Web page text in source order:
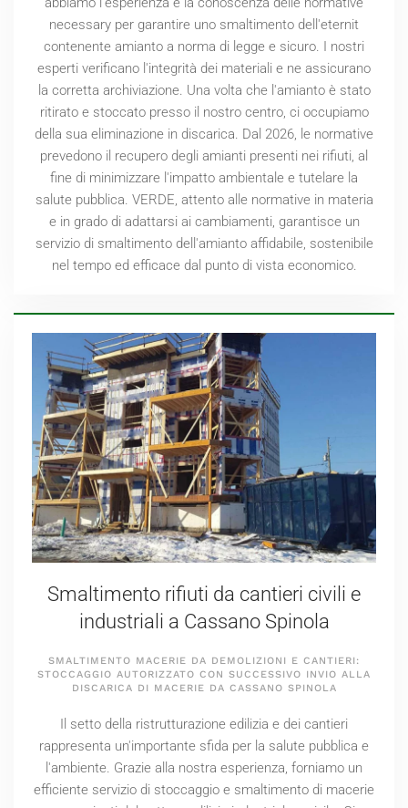
necessary per garantire uno smaltimento dell'eternit
contenente amianto a norma di legge e sicuro. I nostri
esperti verificano l'integrità dei materiali e ne assicurano
la corretta archiviazione. Una volta che l'amianto è stato
ritirato e stoccato presso il nostro centro, ci occupiamo
della sua eliminazione in discarica. Dal 2026, le normative
prevedono il recupero degli amianti presenti nei rifiuti, al
fine di minimizzare l'impatto ambientale e tutelare la
salute pubblica. VERDE, attento alle normative in materia
e in grado di adattarsi ai cambiamenti, garantisce un
servizio di smaltimento dell'amianto affidabile, sostenibile
nel tempo ed efficace dal punto di vista economico.
Smaltimento rifiuti da cantieri civili e
industriali a Cassano Spinola
SMALTIMENTO MACERIE DA DEMOLIZIONI E CANTIERI:
STOCCAGGIO AUTORIZZATO CON SUCCESSIVO INVIO ALLA
DISCARICA DI MACERIE DA CASSANO SPINOLA
Il setto della ristrutturazione edilizia e dei cantieri
rappresenta un'importante sfida per la salute pubblica e
l'ambiente. Grazie alla nostra esperienza, forniamo un
efficiente servizio di stoccaggio e smaltimento di macerie